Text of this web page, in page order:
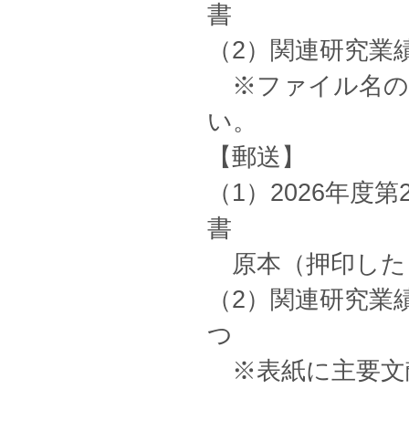
書
（2）関連研究
※ファイル名の
い。
【郵送】
（1）2026年度
書
原本（押印し
（2）関連研究
つ
※表紙に主要文